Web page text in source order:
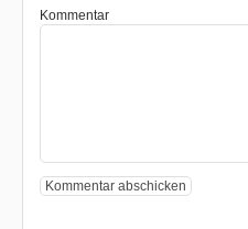
Kommentar